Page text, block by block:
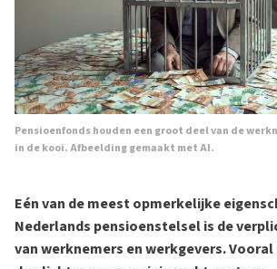
Pensioenfonds houden een groot deel van de
in de kooi. Afbeelding gemaakt met AI.
Eén van de meest opmerkelijke
Nederlands pensioenstelsel is de
van werknemers en werkgevers.